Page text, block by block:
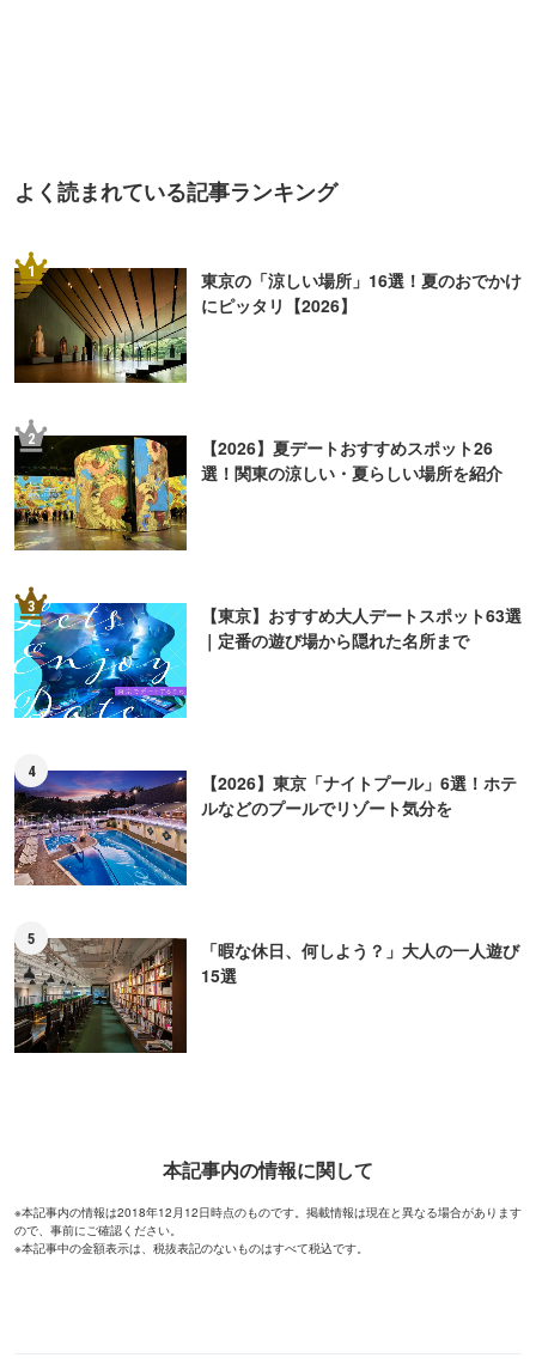
よく読まれている記事ランキング
1
東京の「涼しい場所」16選！夏のおでかけ
にピッタリ【2026】
2
【2026】夏デートおすすめスポット26
選！関東の涼しい・夏らしい場所を紹介
3
【東京】おすすめ大人デートスポット63選
｜定番の遊び場から隠れた名所まで
4
【2026】東京「ナイトプール」6選！ホテ
ルなどのプールでリゾート気分を
5
「暇な休日、何しよう？」大人の一人遊び
15選
本記事内の情報に関して
※本記事内の情報は2018年12月12日時点のものです。掲載情報は現在と異なる場合があります
ので、事前にご確認ください。
※本記事中の金額表示は、税抜表記のないものはすべて税込です。